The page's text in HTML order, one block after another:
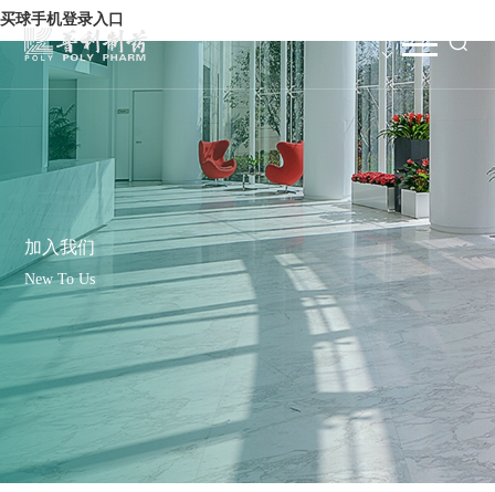
买球手机登录入口
加入我们
New To Us